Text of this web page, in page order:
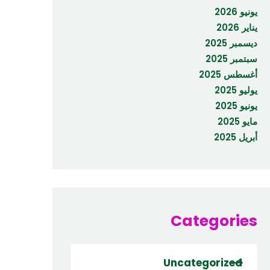
يونيو 2026
يناير 2026
ديسمبر 2025
سبتمبر 2025
أغسطس 2025
يوليو 2025
يونيو 2025
مايو 2025
أبريل 2025
Categories
Uncategorized